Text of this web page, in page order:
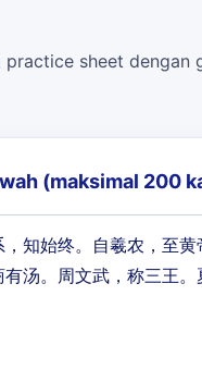
sheet dengan
(maksimal 200